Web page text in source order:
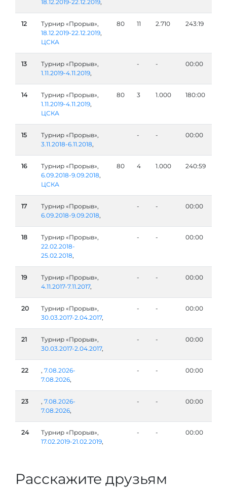
18.12.2019-22.12.2019,
12
Турнир «Прорыв»,
18.12.2019-22.12.2019,
ЦСКА
80 11 2.710 243:19
13
Турнир «Прорыв»,
1.11.2019-4.11.2019,
- - 00:00
14
Турнир «Прорыв»,
1.11.2019-4.11.2019,
ЦСКА
80 3 1.000 180:00
15
Турнир «Прорыв»,
3.11.2018-6.11.2018,
- - 00:00
16
Турнир «Прорыв»,
6.09.2018-9.09.2018,
ЦСКА
80 4 1.000 240:59
17
Турнир «Прорыв»,
6.09.2018-9.09.2018,
- - 00:00
18
Турнир «Прорыв»,
22.02.2018-
25.02.2018,
- - 00:00
19
Турнир «Прорыв»,
4.11.2017-7.11.2017,
- - 00:00
20
Турнир «Прорыв»,
30.03.2017-2.04.2017,
- - 00:00
21
Турнир «Прорыв»,
30.03.2017-2.04.2017,
- - 00:00
22 , 7.08.2026-
7.08.2026,
- - 00:00
23 , 7.08.2026-
7.08.2026,
- - 00:00
24
Турнир «Прорыв»,
17.02.2019-21.02.2019,
- - 00:00
Расскажите друзьям